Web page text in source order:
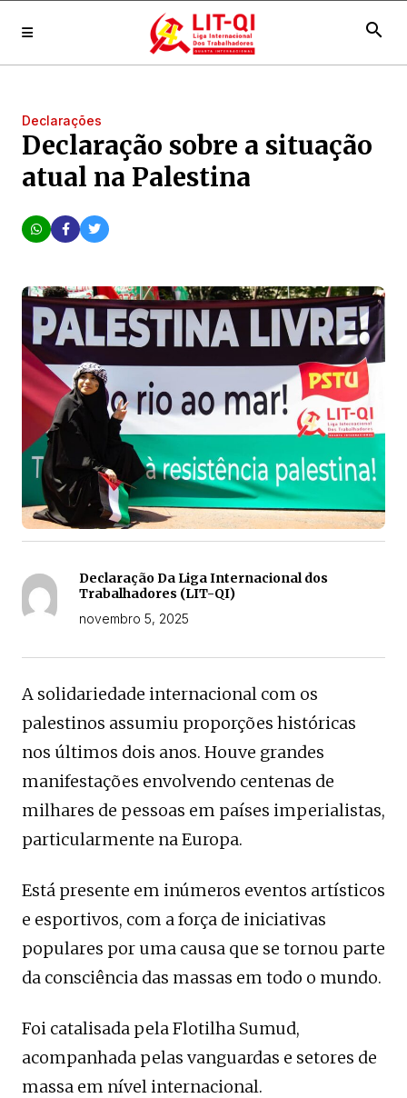
search
Declarações
Declaração sobre a situação
atual na Palestina
Declaração Da Liga Internacional dos
Trabalhadores (LIT-QI)
novembro 5, 2025
A solidariedade internacional com os
palestinos assumiu proporções históricas
nos últimos dois anos. Houve grandes
manifestações envolvendo centenas de
milhares de pessoas em países imperialistas,
particularmente na Europa.
Está presente em inúmeros eventos artísticos
e esportivos, com a força de iniciativas
populares por uma causa que se tornou parte
da consciência das massas em todo o mundo.
Foi catalisada pela Flotilha Sumud,
acompanhada pelas vanguardas e setores de
massa em nível internacional.